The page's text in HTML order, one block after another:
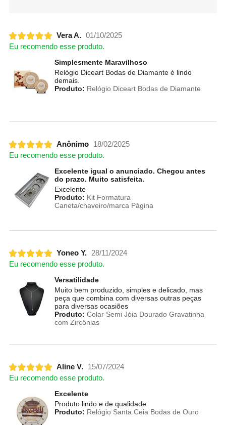
Vera A. 01/10/2025
Eu recomendo esse produto.
Simplesmente Maravilhoso
Relógio Diceart Bodas de Diamante é lindo
demais.
Produto: Relógio Diceart Bodas de Diamante
Anônimo
18/02/2025
Eu recomendo esse produto.
Excelente igual o anunciado. Chegou antes
do prazo. Muito satisfeita.
Excelente
Produto: Kit Formatura
Caneta/chaveiro/marca Página
Yoneo Y. 28/11/2024
Eu recomendo esse produto.
Versatilidade
Muito bem produzido, simples e delicado, mas
peça que combina com diversas outras peças
para diversas ocasiões
Produto: Colar Semi Jóia Dourado Gravatinha
com Zircônias
Aline V.
15/07/2024
Eu recomendo esse produto.
Excelente
Produto lindo e de qualidade
Produto: Relógio Santa Ceia Bodas de Ouro